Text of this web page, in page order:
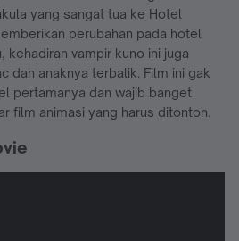
yang sangat tua ke Hotel
perubahan pada hotel
kehadiran vampir kuno ini juga
dan anaknya terbalik. Film ini gak
pertamanya dan wajib banget
film animasi yang harus ditonton.